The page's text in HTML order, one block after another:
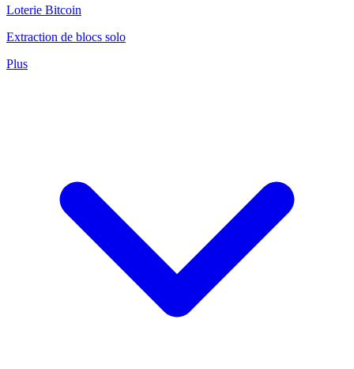
Loterie Bitcoin
Extraction de blocs solo
Plus